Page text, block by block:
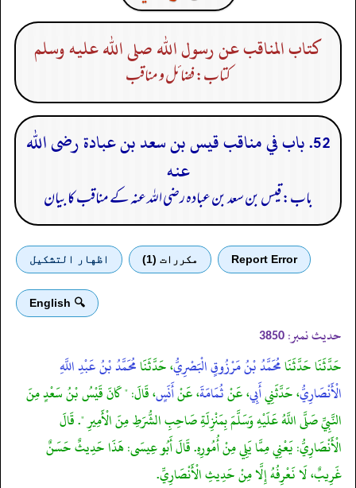
كتاب المناقب عن رسول الله صلى الله عليه وسلم
کتاب: فضائل و مناقب
52. باب في مناقب قيس بن سعد بن عبادة رضى الله
عنه
باب: قیس بن سعد بن عبادہ رضی الله عنہ کے مناقب کا بیان
Report Error مكررات (1) اظهار التشكيل
🔍 English
حدیث نمبر: 3850
حَدَّثَنَا حَدَّثَنَامُحَمَّدُ بْنُ مَرْزُوقٍ الْبَصْرِيُّ، حَدَّثَنَامُحَمَّدُ بْنُ عَبْدِ اللَّهِ
الْأَنْصَارِيُّ، حَدَّثَنِيأَبِي، عَنْثُمَامَةَ، عَنْأَنَسٍ، قَالَ: " كَانَ قَيْسُ بْنُ سَعْدٍ مِنَ
النَّبِيِّ صَلَّى اللَّهُ عَلَيْهِ وَسَلَّمَ بِمَنْزِلَةِ صَاحِبِ الشُّرَطِ مِنَ الْأَمِيرِ ". قَالَ
الْأَنْصَارِيُّ: يَعْنِي مِمَّا يَلِي مِنْ أُمُورِهِ. قَالَ أَبُو عِيسَى: هَذَا حَدِيثٌ حَسَنٌ
غَرِيبٌ، لَا نَعْرِفُهُ إِلَّا مِنْ حَدِيثِ الْأَنْصَارِيِّ.